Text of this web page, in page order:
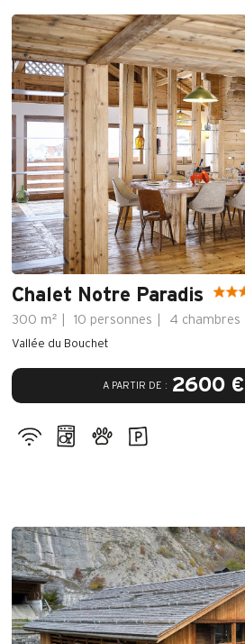
Chalet Notre Paradis
300 m² 10 personnes 4 chambres
A PARTIR DE : 2600 €
Vallée du Bouchet